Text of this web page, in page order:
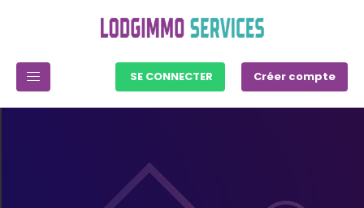
SE CONNECTER Créer compte